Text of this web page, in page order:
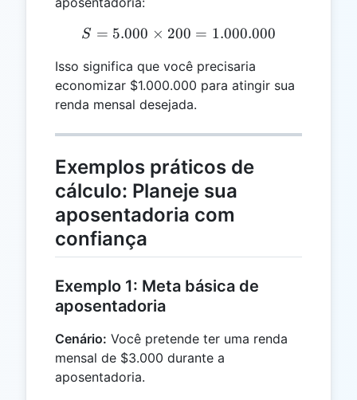
S = 5.000 \times 200 =
S = 5.000 × 200 = 1.000.000
Isso significa que você precisaria
economizar $1.000.000 para atingir sua
renda mensal desejada.
Exemplos práticos de
cálculo: Planeje sua
aposentadoria com
confiança
Exemplo 1: Meta básica de
aposentadoria
Cenário: Você pretende ter uma renda
mensal de $3.000 durante a
aposentadoria.